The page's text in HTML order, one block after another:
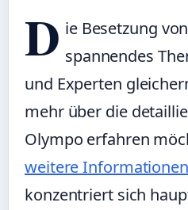
D ie Besetzung
spannendes
und Experten
mehr über die
Olympo erfahren
weitere Informationen
konzentriert sich